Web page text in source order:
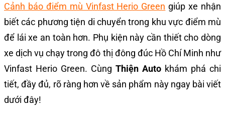
Cảnh báo điểm mù Vinfast Herio Green giúp xe nhận
biết các phương tiện di chuyển trong khu vực điểm mù
để lái xe an toàn hơn. Phụ kiện này cần thiết cho dòng
xe dịch vụ chạy trong đô thị đông đúc Hồ Chí Minh như
Vinfast Herio Green. Cùng Thiện Auto khám phá chi
tiết, đầy đủ, rõ ràng hơn về sản phẩm này ngay bài viết
dưới đây!